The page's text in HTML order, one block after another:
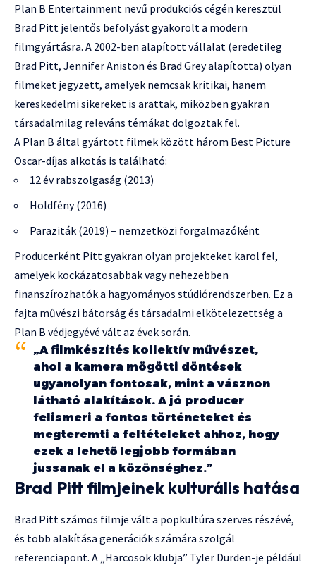
Plan B Entertainment nevű produkciós cégén keresztül
Brad Pitt jelentős befolyást gyakorolt a modern
filmgyártásra. A 2002-ben alapított vállalat (eredetileg
Brad Pitt, Jennifer Aniston és Brad Grey alapította) olyan
filmeket jegyzett, amelyek nemcsak kritikai, hanem
kereskedelmi sikereket is arattak, miközben gyakran
társadalmilag releváns témákat dolgoztak fel.
A Plan B által gyártott filmek között három Best Picture
Oscar-díjas alkotás is található:
12 év rabszolgaság (2013)
Holdfény (2016)
Paraziták (2019) – nemzetközi forgalmazóként
Producerként Pitt gyakran olyan projekteket karol fel,
amelyek kockázatosabbak vagy nehezebben
finanszírozhatók a hagyományos stúdiórendszerben. Ez a
fajta művészi bátorság és társadalmi elkötelezettség a
Plan B védjegyévé vált az évek során.
„A filmkészítés kollektív művészet,
ahol a kamera mögötti döntések
ugyanolyan fontosak, mint a vásznon
látható alakítások. A jó producer
felismeri a fontos történeteket és
megteremti a feltételeket ahhoz, hogy
ezek a lehető legjobb formában
jussanak el a közönséghez.”
Brad Pitt filmjeinek kulturális hatása
Brad Pitt számos filmje vált a popkultúra szerves részévé,
és több alakítása generációk számára szolgál
referenciapont. A „Harcosok klubja” Tyler Durden-je például